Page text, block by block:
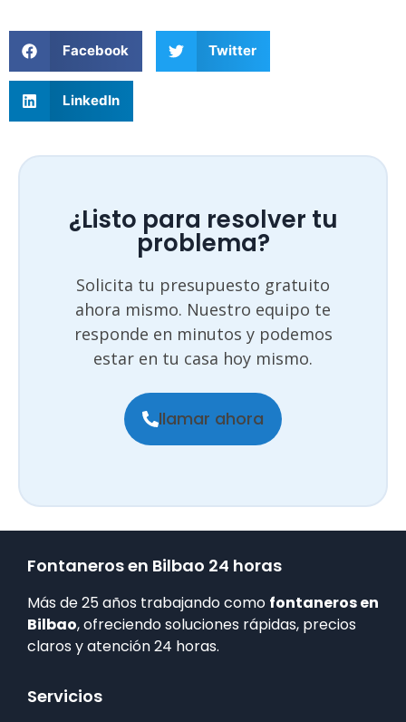
Facebook Twitter
LinkedIn
¿Listo para resolver tu
problema?
Solicita tu presupuesto gratuito
ahora mismo. Nuestro equipo te
responde en minutos y podemos
estar en tu casa hoy mismo.
llamar ahora
Fontaneros en Bilbao 24 horas
Más de 25 años trabajando como fontaneros en
Bilbao, ofreciendo soluciones rápidas, precios
claros y atención 24 horas.
Servicios